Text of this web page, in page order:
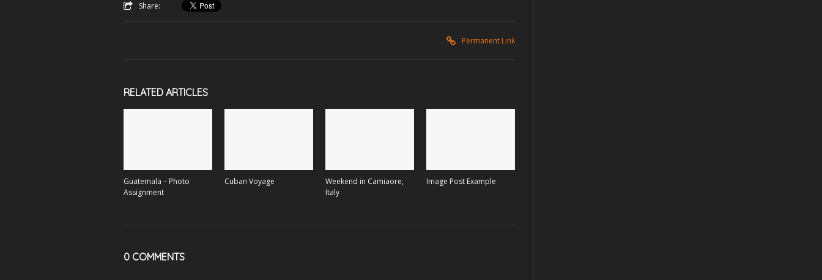
Share:
Permanent Link
RELATED ARTICLES
Guatemala – Photo
Assignment
Cuban Voyage
Weekend in Camiaore,
Italy
Image Post Example
0 COMMENTS